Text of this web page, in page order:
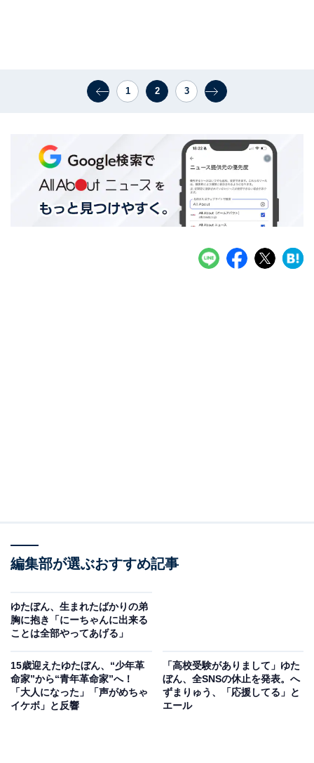
1 2 3
編集部が選ぶおすすめ記事
ゆたぼん、生まれたばかりの弟
胸に抱き「にーちゃんに出来る
ことは全部やってあげる」
15歳迎えたゆたぼん、“少年革
命家”から“青年革命家”へ！
「大人になった」「声がめちゃ
イケボ」と反響
「高校受験がありまして」ゆた
ぼん、全SNSの休止を発表。へ
ずまりゅう、「応援してる」と
エール